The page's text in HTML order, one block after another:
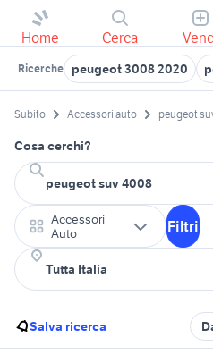
Home Cerca
Ricerche peugeot 3008 2020
Subito Accessori auto peugeot
Cosa cerchi?
Accessori
Auto
Filtri
Salva ricerca